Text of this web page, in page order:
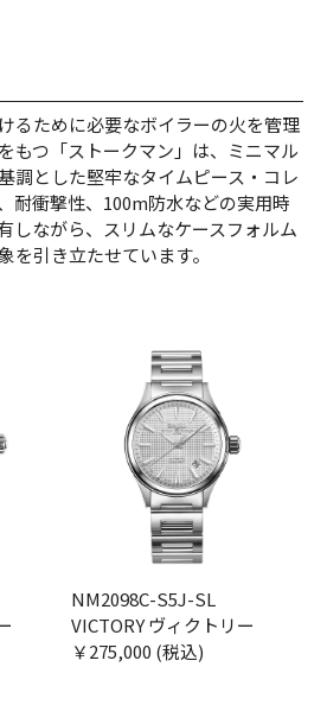
るために必要なボイラーの火を管理
もつ「ストークマン」は、ミニマル
調とした堅牢なタイムピース・コレ
耐衝撃性、100m防水などの実用時
しながら、スリムなケースフォルム
を引き立たせています。
NM2098C-S5J-SL
VICTORY ヴィクトリー
￥275,000 (税込)